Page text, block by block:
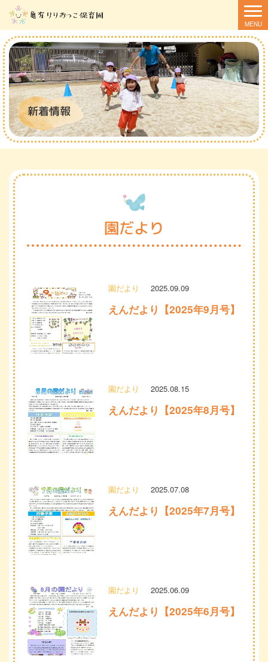
新着情報
園だより
園だより 2025.09.09
えんだより【2025年9月号】
園だより 2025.08.15
えんだより【2025年8月号】
園だより 2025.07.08
えんだより【2025年7月号】
園だより 2025.06.09
えんだより【2025年6月号】